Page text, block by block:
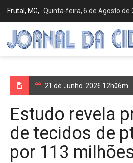
Frutal, MG, Quinta-feira, 6 de Agosto de
21 de Junho, 2026 12h06m
Estudo revela
de tecidos de
por 113 milhões